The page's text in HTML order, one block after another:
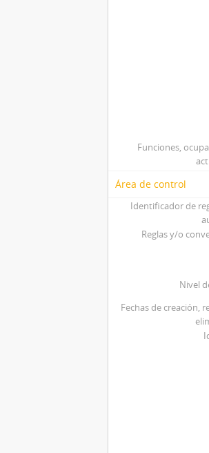
Funciones,
Área de control
Identificador de
Reglas y/o
Nivel
Fechas de creación,